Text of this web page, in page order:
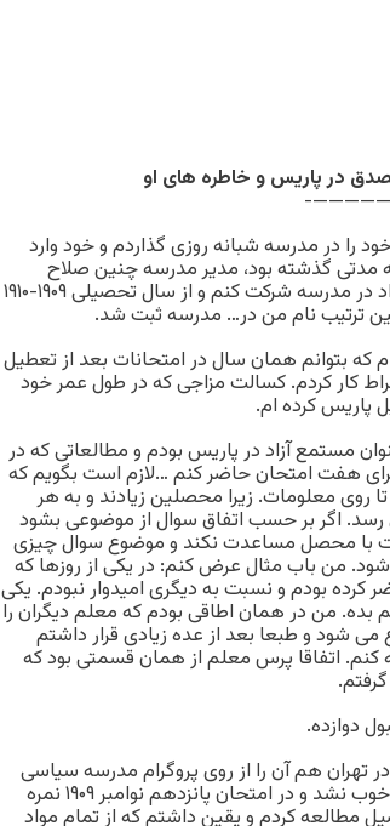
در پاریس و خاطره های او
را در مدرسه شبانه روزی گذاردم و خود وارد
گذشته بود، مدیر مدرسه چنین صلاح
دانست که چند ماه آخر سال را به طور مستمع آزاد در مدرسه شرکت کنم و از سال تحصیلی ۱۹۰۹-۱۹۱۰
ترتیب نام من در… مدرسه ثبت شد.
که بتوانم همان سال در امتحانات بعد از تعطیل
کار کردم. کسالت مزاجی که در طول عمر خود
پاریس کرده ام.
مستمع آزاد در پاریس بودم و مطالعاتی که در
هفت امتحان حاضر کنم …لازم است بگویم که
روی معلومات. زیرا محصلین زیادند و به هر
اگر بر حسب اتفاق سوال از موضوعی بشود
با محصل مساعدت نکند و موضوع سوال چیزی
من باب مثال عرض کنم: در یکی از روزها که
بودم و نسبت به دیگری امیدوار نبودم. یکی
من در همان اطاقی بودم که معلم دیگران را
شود و طبعا بعد از عده زیادی قرار داشتم
کنم. اتفاقا پرس معلم از همان قسمتی بود که
دوازده.
تهران هم آن را از روی پروگرام مدرسه سیاسی
مطالعه کرده بودم و امید داشتم بخوبی بگذرانم خوب نشد و در امتحان پانزدهم نوامبر ۱۹۰۹ نمره
مطالعه کردم و یقین داشتم که از تمام مواد